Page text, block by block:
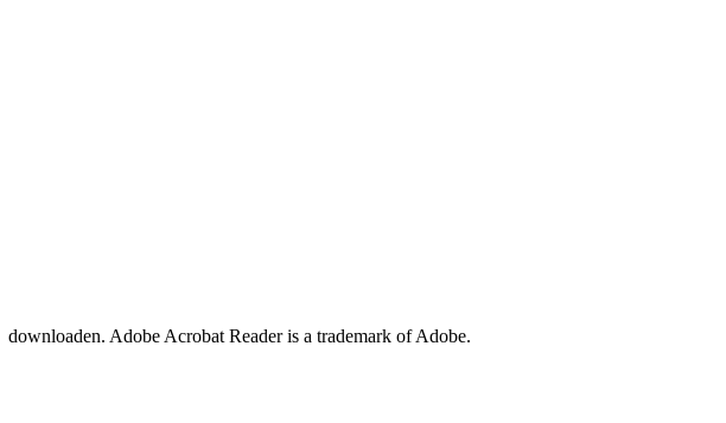
downloaden. Adobe Acrobat Reader is a trademark of Adobe.